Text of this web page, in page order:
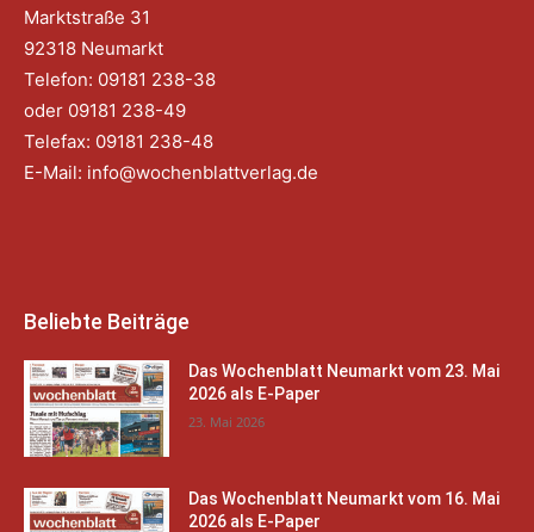
Marktstraße 31
92318 Neumarkt
Telefon: 09181 238-38
oder 09181 238-49
Telefax: 09181 238-48
E-Mail: info@wochenblattverlag.de
Beliebte Beiträge
Das Wochenblatt Neumarkt vom 23. Mai
2026 als E-Paper
23. Mai 2026
Das Wochenblatt Neumarkt vom 16. Mai
2026 als E-Paper